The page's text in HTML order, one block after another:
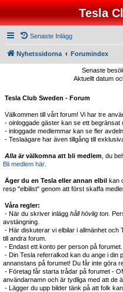
Tesla
Senaste Inlägg
Nyhetssidorna Forumindex
Senaste
Aktuellt datum
Tesla Club Sweden - Forum
Välkommen till vårt forum! Vi har tre
- oinloggade gäster kan se ett begränsat
- inloggade medlemmar kan se fler
- Teslaägare har även tillgång till
Alla är välkomna att bli medlem , du
Bli medlem här
Äger du en Tesla eller annan elbil kan
resp "elbilist" genom att först skaffa
Våra regler:
- När du skriver inlägg håll hövlig ton.
avstängning.
- Här diskuterar vi elbilar i allmänhet och
till andra forum.
- Endast ett konto per person på forumet.
- Din Tesla referralkod kan du ange i din
annanstans på forumet! Du får inte göra
- Företag får starta trådar på forumet -
användarnamn och är tydliga med att de
- Lägger du upp bilder tänk på att folk